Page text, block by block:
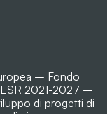
– Fondo
2021-2027 –
di progetti di